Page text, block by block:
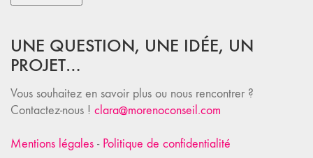
UNE QUESTION, UNE IDÉE, UN
PROJET…
Vous souhaitez en savoir plus ou nous rencontrer ?
Contactez-nous ! clara@morenoconseil.com
Mentions légales - Politique de confidentialité